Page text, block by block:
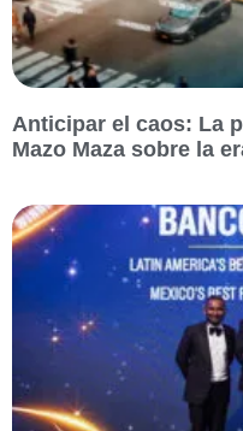
Anticipar el caos: La
Mazo Maza sobre la